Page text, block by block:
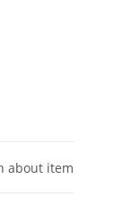
about item